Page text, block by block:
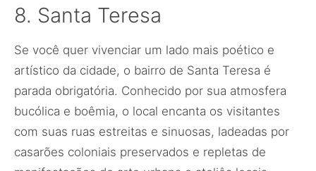
8. Santa Teresa
Se você quer vivenciar um lado mais poético e
artístico da cidade, o bairro de Santa Teresa é
parada obrigatória. Conhecido por sua atmosfera
bucólica e boêmia, o local encanta os visitantes
com suas ruas estreitas e sinuosas, ladeadas por
casarões coloniais preservados e repletas de